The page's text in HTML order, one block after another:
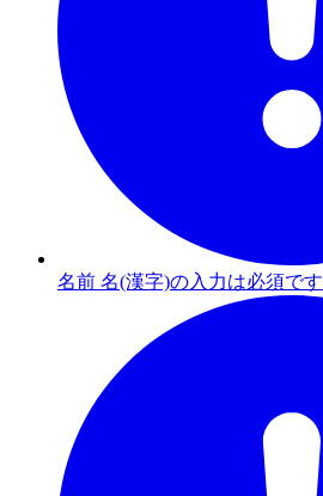
名前 名(漢字)の入力は必須です